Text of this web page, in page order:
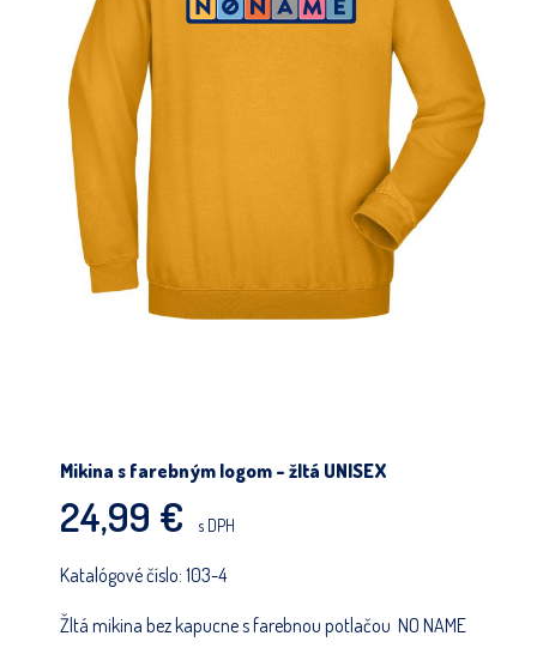
Mikina s farebným logom - žltá UNISEX
24,99 € s DPH
Katalógové číslo: 103-4
Žltá mikina bez kapucne s farebnou potlačou NO NAME
Produkt bol pridaný do